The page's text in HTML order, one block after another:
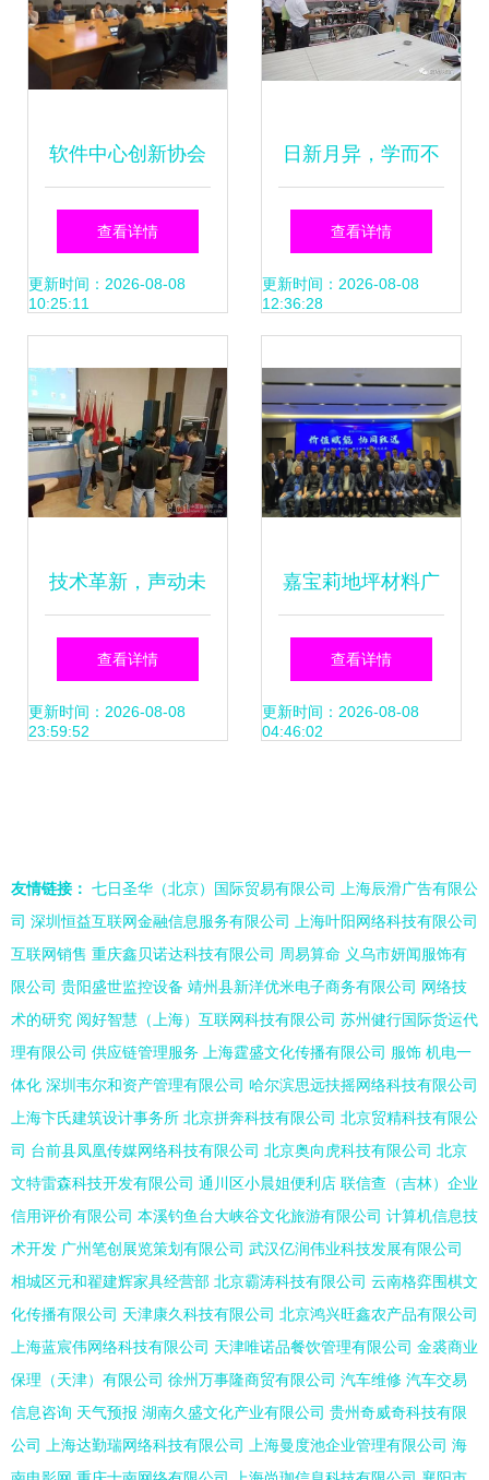
软件中心创新协会
举办人工智能技术
交流盛会
查看详情
更新时间：2026-08-08
10:25:11
日新月异，学而不
厌 赴佛山市帝君圣
财五金制品厂技术
查看详情
更新时间：2026-08-08
12:36:28
技术革新，声动未
来 传新携手db
technologies开启
查看详情
更新时间：2026-08-08
23:59:52
嘉宝莉地坪材料广
西、江苏、河南区
域产品技术交流会
查看详情
更新时间：2026-08-08
04:46:02
友情链接： 七日圣华（北京）国际贸易有限公司
上海辰滑广告有限公
司 深圳恒益互联网金融信息服务有限公司
上海叶阳网络科技有限公司
互联网销售 重庆鑫贝诺达科技有限公司 周易算命 义乌市妍闻服饰有
限公司 贵阳盛世监控设备 靖州县新洋优米电子商务有限公司 网络技
术的研究 阅好智慧（上海）互联网科技有限公司 苏州健行国际货运代
理有限公司 供应链管理服务 上海霆盛文化传播有限公司 服饰 机电一
体化 深圳韦尔和资产管理有限公司 哈尔滨思远扶摇网络科技有限公司
上海卞氏建筑设计事务所 北京拼奔科技有限公司 北京贸精科技有限公
司 台前县凤凰传媒网络科技有限公司 北京奥向虎科技有限公司 北京
文特雷森科技开发有限公司 通川区小晨姐便利店 联信查（吉林）企业
信用评价有限公司 本溪钓鱼台大峡谷文化旅游有限公司 计算机信息技
术开发 广州笔创展览策划有限公司 武汉亿润伟业科技发展有限公司
相城区元和翟建辉家具经营部 北京霸涛科技有限公司 云南格弈围棋文
化传播有限公司 天津康久科技有限公司 北京鸿兴旺鑫农产品有限公司
上海蓝宸伟网络科技有限公司 天津唯诺品餐饮管理有限公司 金裘商业
保理（天津）有限公司 徐州万事隆商贸有限公司 汽车维修 汽车交易
信息咨询 天气预报 湖南久盛文化产业有限公司 贵州奇威奇科技有限
公司
上海达勤瑞网络科技有限公司 上海曼度池企业管理有限公司 海